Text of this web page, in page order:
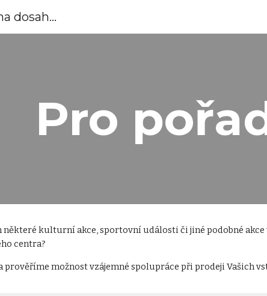
dosah...
Pro
některé kulturní akce, sportovní události či jiné podobné
centra?
prověříme možnost vzájemné spolupráce při prodeji Vašich